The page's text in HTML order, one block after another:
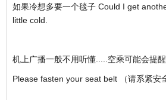
如果冷想多要一个毯子 Could I get
little cold.
机上广播一般不用听懂.....空乘可能会提醒
Please fasten your seat belt （请系紧安